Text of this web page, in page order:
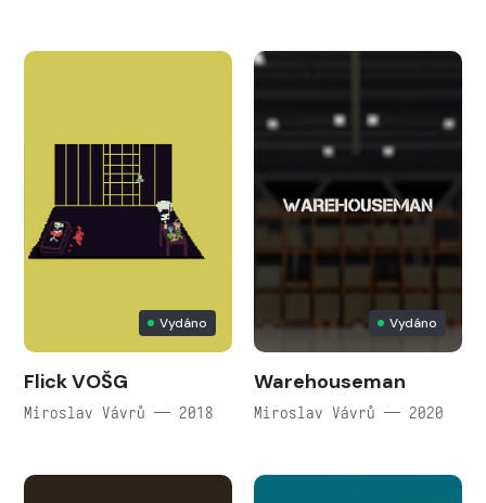
Vydáno
Flick VOŠG
Miroslav Vávrů — 2018
Vydáno
Warehouseman
Miroslav Vávrů — 2020